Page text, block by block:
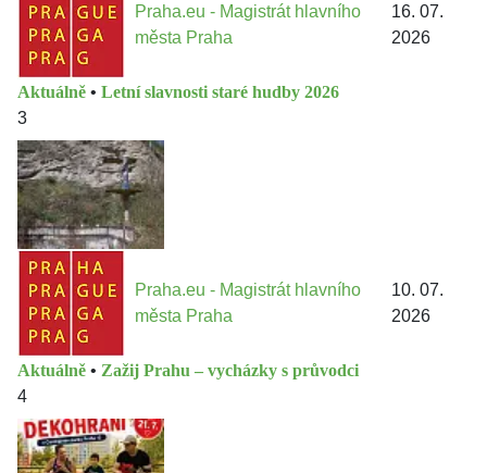
Praha.eu - Magistrát hlavního
města Praha
16. 07.
2026
Aktuálně • Letní slavnosti staré hudby 2026
3
Praha.eu - Magistrát hlavního
města Praha
10. 07.
2026
Aktuálně • Zažij Prahu – vycházky s průvodci
4